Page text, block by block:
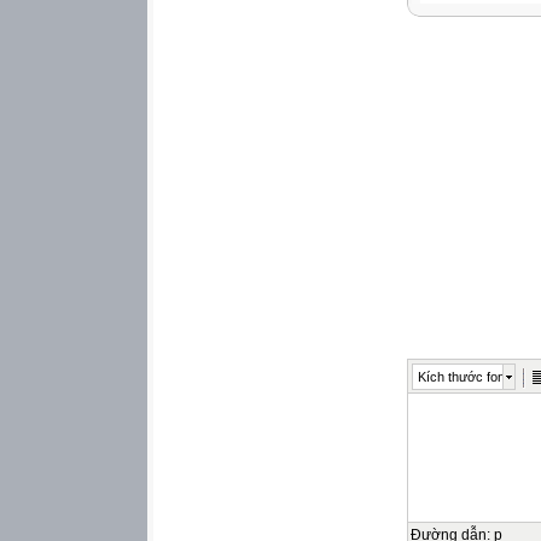
Kích thước font
Đường dẫn: p